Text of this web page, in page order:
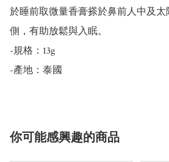
於睡前取微量香膏搽於鼻前人中及
側，有助放鬆與入眠。
-規格：13g
你可能感興趣的商品